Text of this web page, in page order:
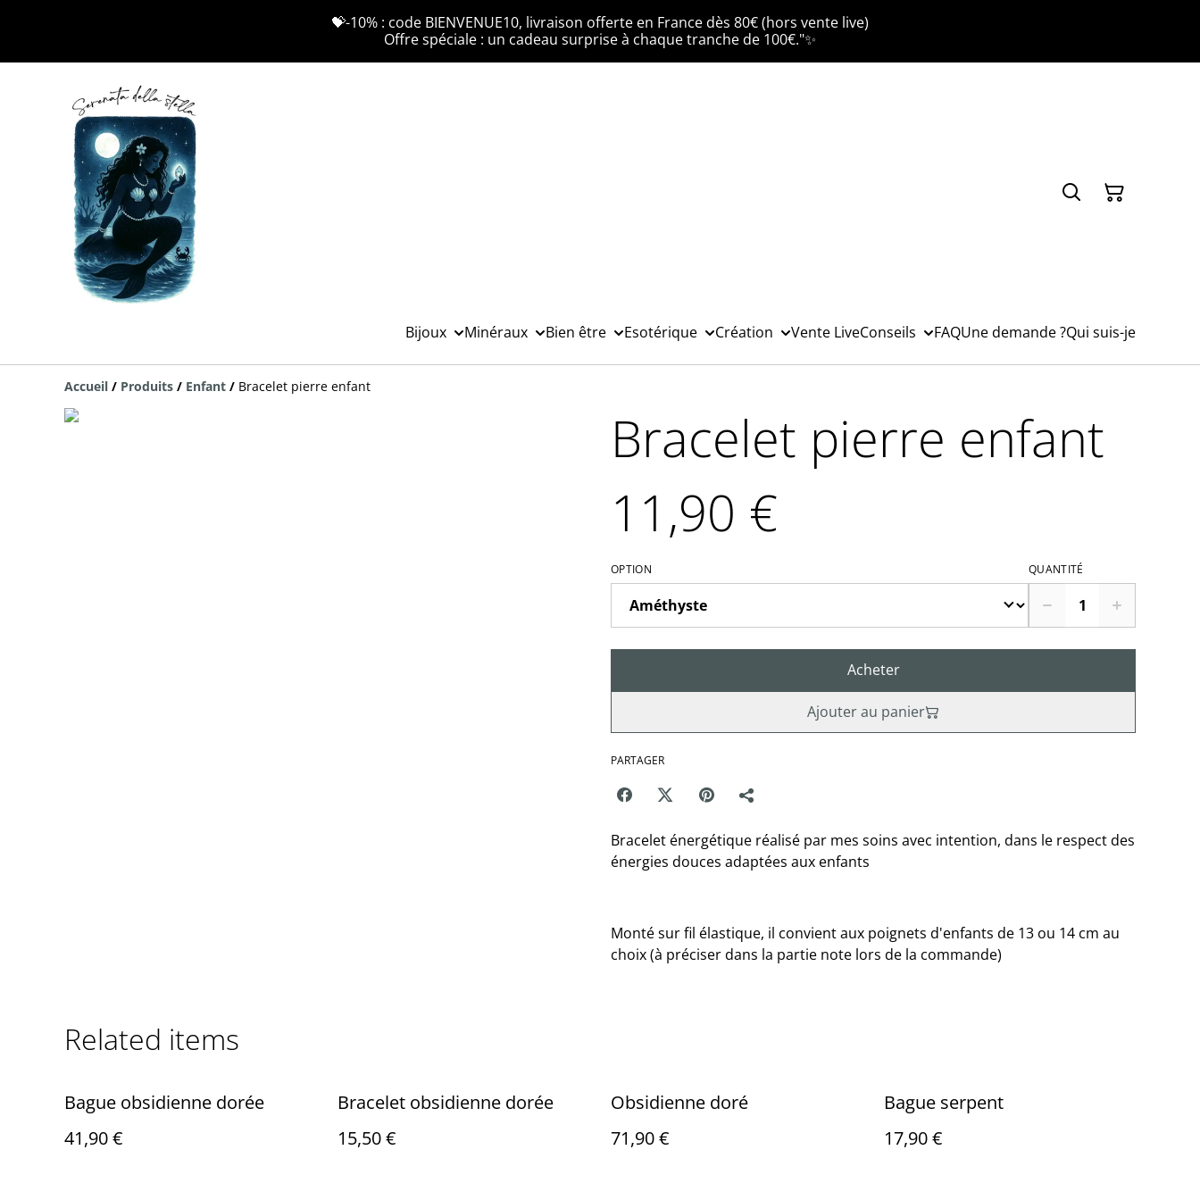
💝-10% : code BIENVENUE10, livraison offerte en France dès 80€ (hors vente live)
Offre spéciale : un cadeau surprise à chaque tranche de 100€."✨
Bijoux Minéraux Bien être Esotérique Création Vente LiveConseils FAQUne demande ?Qui suis-je
Accueil / Produits / Enfant / Bracelet pierre enfant
Bracelet pierre enfant
11,90 €
OPTION QUANTITÉ
Acheter
Ajouter au panier
PARTAGER
Bracelet énergétique réalisé par mes soins avec intention, dans le respect des
énergies douces adaptées aux enfants
Monté sur fil élastique, il convient aux poignets d'enfants de 13 ou 14 cm au
choix (à préciser dans la partie note lors de la commande)
Related items
Bague obsidienne dorée
41,90 €
Bracelet obsidienne dorée
15,50 €
Obsidienne doré
71,90 €
Bague serpent
17,90 €